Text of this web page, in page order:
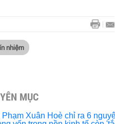
nhiệm
MỤC